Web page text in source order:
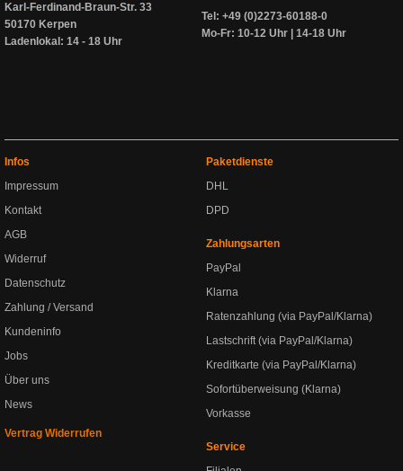
Karl-Ferdinand-Braun-Str. 33
50170 Kerpen
Ladenlokal: 14 - 18 Uhr
Tel: +49 (0)2273-60188-0
Mo-Fr: 10-12 Uhr | 14-18 Uhr
Infos
Impressum
Kontakt
AGB
Widerruf
Datenschutz
Zahlung / Versand
Kundeninfo
Jobs
Über uns
News
Vertrag Widerrufen
Paketdienste
DHL
DPD
Zahlungsarten
PayPal
Klarna
Ratenzahlung (via PayPal/Klarna)
Lastschrift (via PayPal/Klarna)
Kreditkarte (via PayPal/Klarna)
Sofortüberweisung (Klarna)
Vorkasse
Service